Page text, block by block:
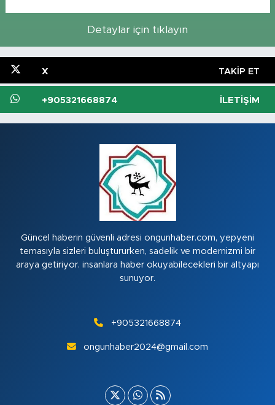
Detaylar için tıklayın
X TAKIP ET
+905321668874 İLETIŞIM
Güncel haberin güvenli adresi ongunhaber.com, yepyeni
temasıyla sizleri buluştururken, sadelik ve modernizmi bir
araya getiriyor. insanlara haber okuyabilecekleri bir altyapı
sunuyor.
+905321668874
ongunhaber2024@gmail.com